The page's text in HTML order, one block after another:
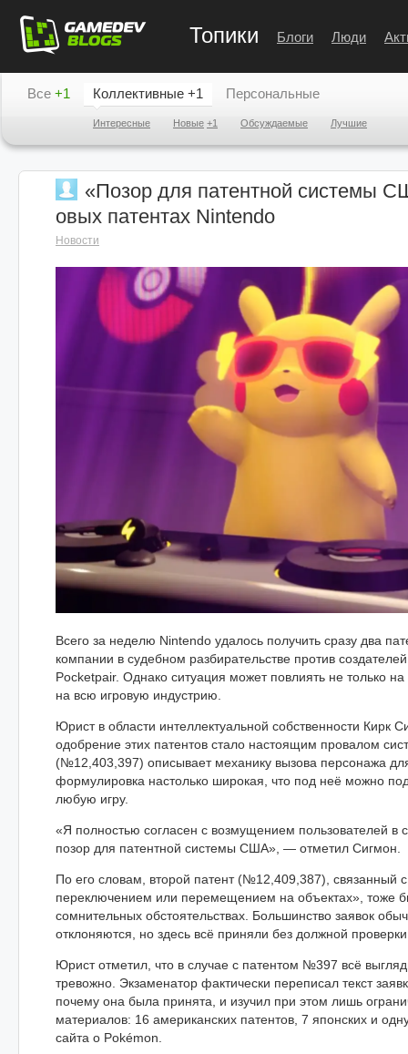
Топики Блоги Люди
Все +1 Коллективные +1
Интересные Новые +1 Обсуждаемые Лучшие
Персональные
«Позор для патентной системы
овых патентах Nintendo
Новости
Всего за неделю Nintendo удалось получить сразу два
компании в судебном разбирательстве против
Pocketpair. Однако ситуация может повлиять не только на
на всю игровую индустрию.
Юрист в области интеллектуальной собственности Кирк
одобрение этих патентов стало настоящим провалом
(№12,403,397) описывает механику вызова персонажа
формулировка настолько широкая, что под неё можно
любую игру.
«Я полностью согласен с возмущением пользователей в
позор для патентной системы США», — отметил Сигмон.
По его словам, второй патент (№12,409,387), связанный
переключением или перемещением на объектах», тоже
сомнительных обстоятельствах. Большинство заявок
отклоняются, но здесь всё приняли без должной
Юрист отметил, что в случае с патентом №397 всё
тревожно. Экзаменатор фактически переписал текст
почему она была принята, и изучил при этом лишь
материалов: 16 американских патентов, 7 японских и
сайта о Pokémon.